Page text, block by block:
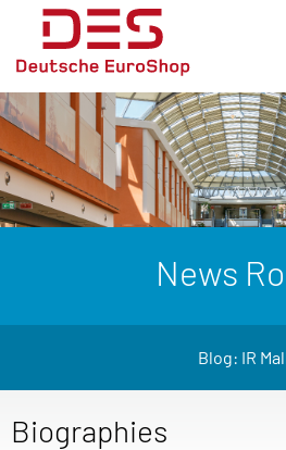
News
Blog: IR
Biographies